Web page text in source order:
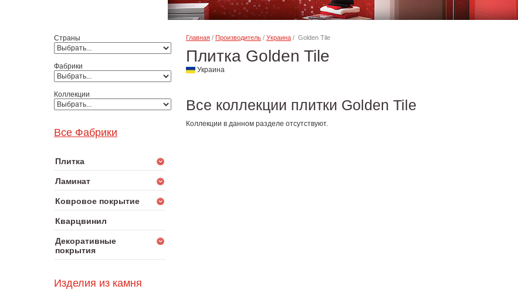
Страны
Фабрики
Коллекции
Все Фабрики
Плитка
Ламинат
Ковровое покрытие
Кварцвинил
Декоративные
покрытия
Изделия из камня
Главная / Производитель / Украина / Golden Tile
Плитка Golden Tile
Украина
Все коллекции плитки Golden Tile
Коллекции в данном разделе отсутствуют.